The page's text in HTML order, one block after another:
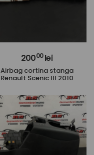
20000lei
Airbag cortina stanga
Renault Scenic III 2010